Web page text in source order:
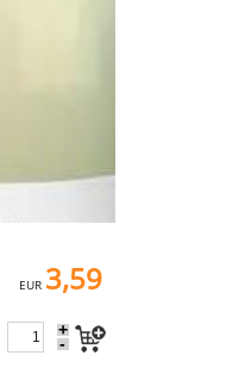
EUR 3,59
+
-